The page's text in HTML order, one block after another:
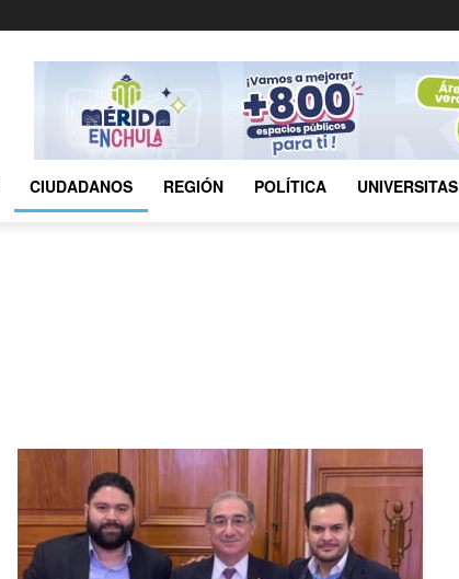
CIUDADANOS REGIÓN POLÍTICA UNIVERSITAS